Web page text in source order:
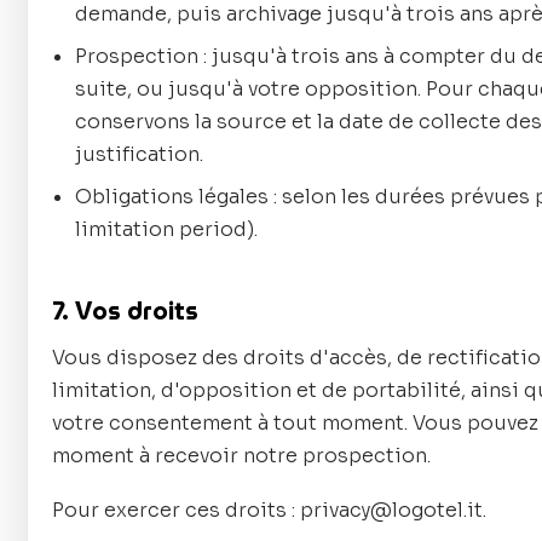
demande, puis archivage jusqu'à trois ans
Prospection : jusqu'à trois ans à compter du
suite, ou jusqu'à votre opposition. Pour
conservons la source et la date de collecte
justification.
Obligations légales : selon les durées prévues
limitation period).
7. Vos droits
Vous disposez des droits d'accès, de
limitation, d'opposition et de portabilité, ainsi
votre consentement à tout moment. Vous
moment à recevoir notre prospection.
Pour exercer ces droits : privacy@logotel.it.